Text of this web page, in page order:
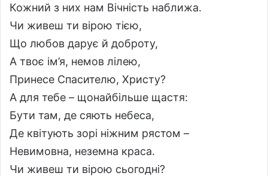
Кожний з них нам Вічність наближа.
Чи живеш ти вірою тією,
Що любов дарує й доброту,
А твоє ім’я, немов лілею,
Принесе Спасителю, Христу?
А для тебе – щонайбільше щастя:
Бути там, де сяють небеса,
Де квітують зорі ніжним рястом –
Невимовна, неземна краса.
Чи живеш ти вірою сьогодні?